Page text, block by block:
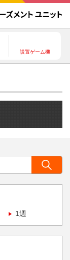
設置ゲーム機
1週